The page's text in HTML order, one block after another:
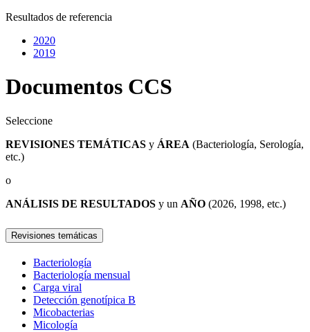
Resultados de referencia
2020
2019
Documentos CCS
Seleccione
REVISIONES TEMÁTICAS y ÁREA (Bacteriología, Serología,
etc.)
o
ANÁLISIS DE RESULTADOS y un AÑO (2026, 1998, etc.)
Revisiones temáticas
Bacteriología
Bacteriología mensual
Carga viral
Detección genotípica B
Micobacterias
Micología